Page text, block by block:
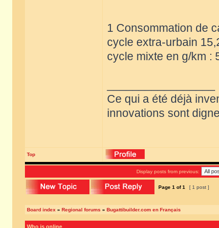
1 Consommation de
cycle extra-urbain
cycle mixte en g/km :
Ce qui a été déjà
innovations sont
Top
Display posts from previous:
Page 1 of1 [ 1 post ]
Board index » Regional forums » Bugattibuilder.com en Français
Who is online